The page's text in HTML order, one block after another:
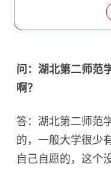
问：湖北第二师范
啊？
答：湖北第二师范
的，一般大学很少
自己自愿的，这个